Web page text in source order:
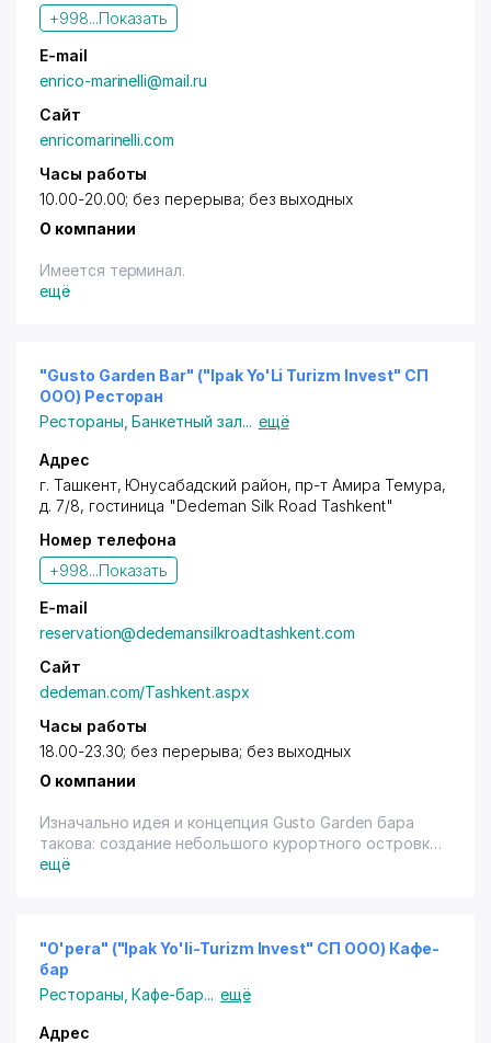
+998...Показать
E-mail
enrico-marinelli@mail.ru
Сайт
enricomarinelli.com
Часы работы
10.00-20.00; без перерыва; без выходных
О компании
Имеется терминал.
ещё
"Gusto Garden Bar" ("Ipak Yo'Li Turizm Invest" СП
ООО) Ресторан
Рестораны ,Банкетный зал... ещё
Адрес
г. Ташкент, Юнусабадский район, пр-т Амира Темура,
д. 7/8, гостиница "Dedeman Silk Road Tashkent"
Номер телефона
+998...Показать
E-mail
reservation@dedemansilkroadtashkent.com
Сайт
dedeman.com/Tashkent.aspx
Часы работы
18.00-23.30; без перерыва; без выходных
О компании
Изначально идея и концепция Gusto Garden бара
такова: создание небольшого курортного островка
в самом сердце столицы. При постройке
для отдыха и прекрасного времяпровождения.
Благодаря этому человек, приходящий сюда
отдыхает и телом, и душой. Летний бассейн и
бар были открыты в 2005 году, получив название
Garden Bar, и с самого начала своей работы он
ещё
"O'pera" ("Ipak Yo'li-Turizm Invest" СП ООО) Кафе-
бар
Рестораны ,Кафе-бар... ещё
Адрес